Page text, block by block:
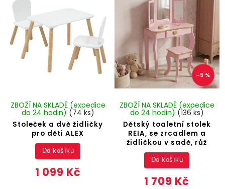
Stoleček a dvě židličky
pro děti ALEX
ZBOŽÍ NA SKLADĚ (expedice
do 24 hodin) (74 ks)
1 099 Kč
Do košíku
–5 %
Dětský toaletní stolek
REIA, se zrcadlem a
židličkou v sadě, růž
ZBOŽÍ NA SKLADĚ (expedice
do 24 hodin) (136 ks)
1 709 Kč
Do košíku